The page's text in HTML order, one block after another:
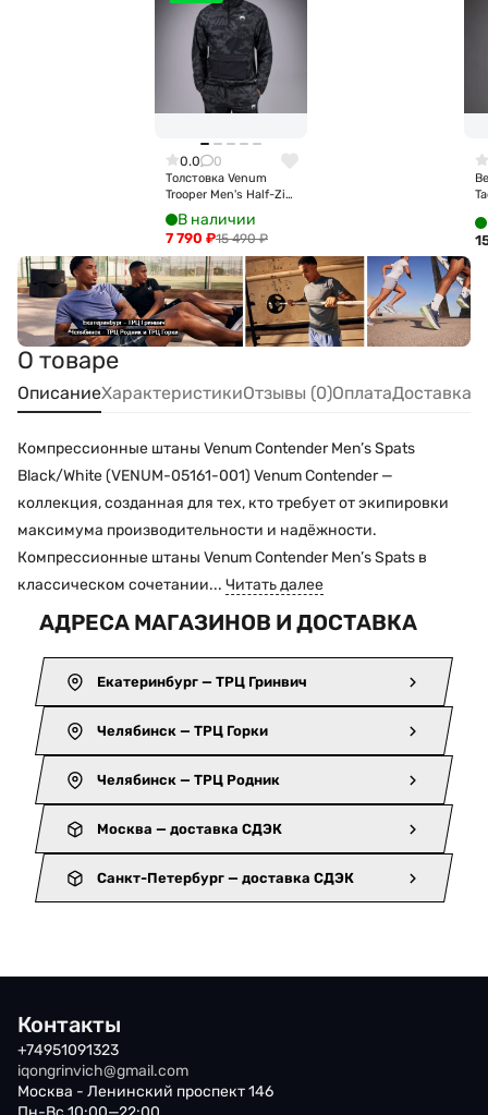
0.0 0
Толстовка Venum
Trooper Men's Half-Zip
Jacket - Black/Dark
Charcoal Ven05355-
577
В наличии
15 490₽
7 790 ₽
О товаре
ОписаниеХарактеристикиОтзывы (0)ОплатаДоставка
Компрессионные штаны Venum Contender Men’s Spats
Black/White (VENUM-05161-001) Venum Contender —
коллекция, созданная для тех, кто требует от экипировки
максимума производительности и надёжности.
Компрессионные штаны Venum Contender Men’s Spats в
классическом сочетании... Читать далее
АДРЕСА МАГАЗИНОВ И ДОСТАВКА
Екатеринбург — ТРЦ Гринвич
Челябинск — ТРЦ Горки
Челябинск — ТРЦ Родник
Москва — доставка СДЭК
Санкт-Петербург — доставка СДЭК
Контакты
+74951091323
iqongrinvich@gmail.com
Москва - Ленинский проспект 146